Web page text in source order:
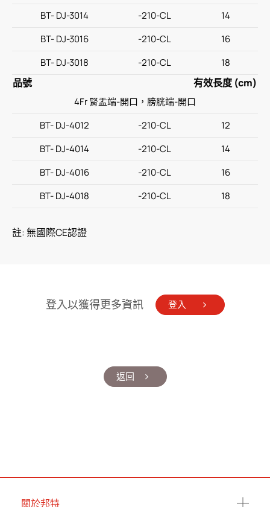
BT- DJ-3014
-210-CL
14
BT- DJ-3016
-210-CL
16
BT- DJ-3018
-210-CL 18
品號 有效長度 (cm)
4Fr 腎盂端-開口，膀胱端-開口
BT- DJ-4012
-210-CL
12
BT- DJ-4014
-210-CL
14
BT- DJ-4016
-210-CL
16
BT- DJ-4018
-210-CL 18
註: 無國際CE認證
登入以獲得更多資訊 登入
返回
關於邦特